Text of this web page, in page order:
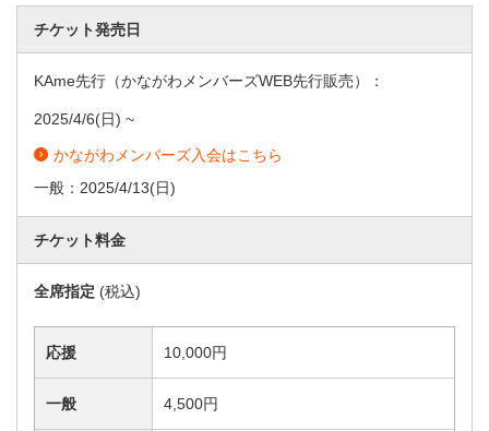
チケット発売日
KAme先行（かながわメンバーズWEB先行販売）：
2025/4/6(日) ~
かながわメンバーズ入会はこちら
一般： 2025/4/13(日)
チケット料金
全席指定 (税込)
応援 10,000円
一般 4,500円